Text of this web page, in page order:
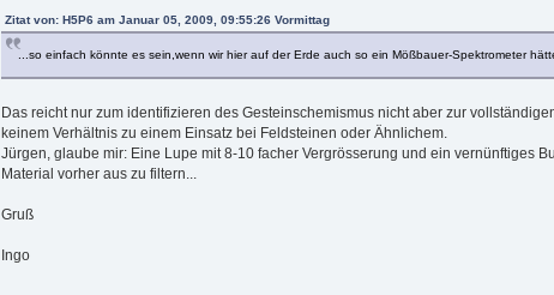
Zitat von: H5P6 am Januar 05, 2009, 09:55:26 Vormittag
...so einfach könnte es sein,wenn wir hier auf der Erde auch so ein Mößbauer-Spektrometer
Das reicht nur zum identifizieren des Gesteinschemismus nicht aber zur
keinem Verhältnis zu einem Einsatz bei Feldsteinen oder Ähnlichem.
Jürgen, glaube mir: Eine Lupe mit 8-10 facher Vergrösserung und ein vernünftiges
Material vorher aus zu filtern...
Gruß
Ingo